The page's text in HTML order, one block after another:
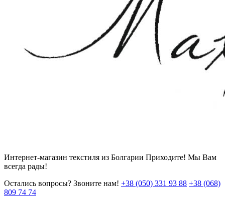
Интернет-магазин текстиля из Болгарии Приходите! Мы Вам
всегда рады!
Остались вопросы? Звоните нам! +38 (050) 331 93 88 +38 (068)
809 74 74